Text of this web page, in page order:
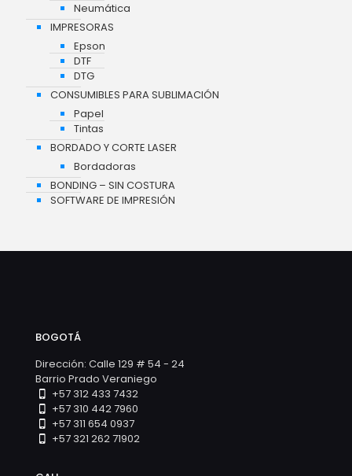
Neumática
IMPRESORAS
Epson
DTF
DTG
CONSUMIBLES PARA SUBLIMACIÓN
Papel
Tintas
BORDADO Y CORTE LASER
Bordadoras
BONDING – SIN COSTURA
SOFTWARE DE IMPRESIÓN
BOGOTÁ
Dirección: Calle 129 # 54 - 24
Barrio Prado Veraniego
+57 312 433 7432
+57 310 442 7960
+57 311 654 0937
+57 321 262 71902